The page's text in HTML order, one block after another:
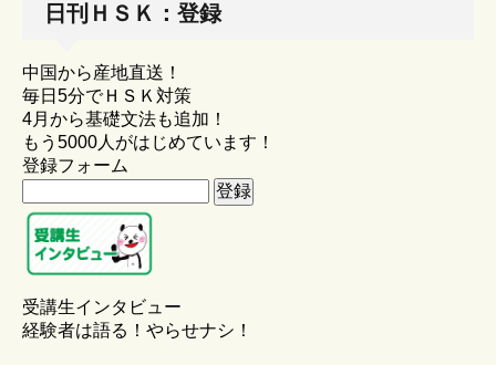
日刊ＨＳＫ：登録
中国から産地直送！
毎日5分でＨＳＫ対策
4月から基礎文法も追加！
もう5000人がはじめています！
登録フォーム
受講生インタビュー
経験者は語る！やらせナシ！